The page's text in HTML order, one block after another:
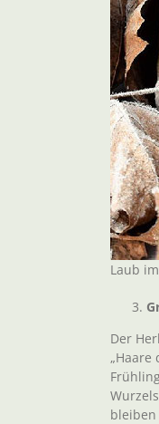
Laub
Der
bleiben